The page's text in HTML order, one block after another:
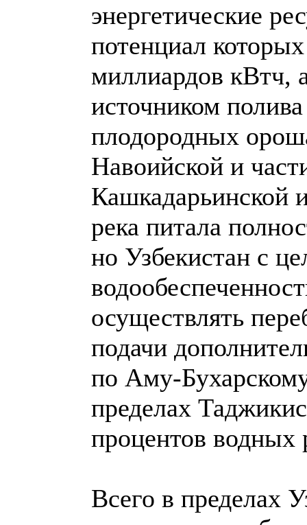
энергетические
потенциал
миллиардов кВтч,
источником
плодородных
Навоийской и
Кашкадарьинской
река питала
но Узбекистан с
осуществлять
подачи
по Аму-
пределах
процентов водных
Всего в пределах